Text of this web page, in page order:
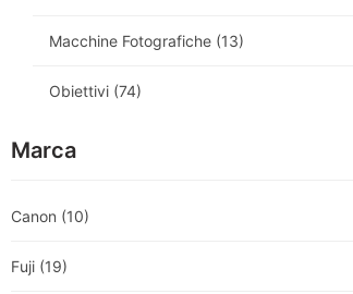
Macchine Fotografiche (13)
Obiettivi (74)
Marca
Canon (10)
Fuji (19)